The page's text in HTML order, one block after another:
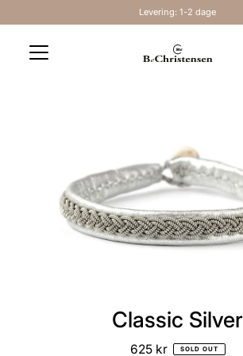
Levering: 1-2 dage
Classic Silver
Regular
625 kr SOLD OUT